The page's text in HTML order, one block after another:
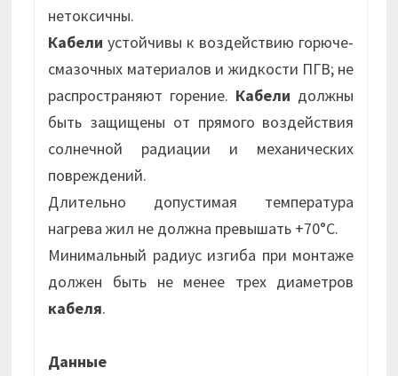
нетоксичны.
Кабели устойчивы к воздействию горюче-
смазочных материалов и жидкости ПГВ; не
распространяют горение. Кабели должны
быть защищены от прямого воздействия
солнечной радиации и механических
повреждений.
Длительно допустимая температура
нагрева жил не должна превышать +70°С.
Минимальный радиус изгиба при монтаже
должен быть не менее трех диаметров
кабеля.
Данные